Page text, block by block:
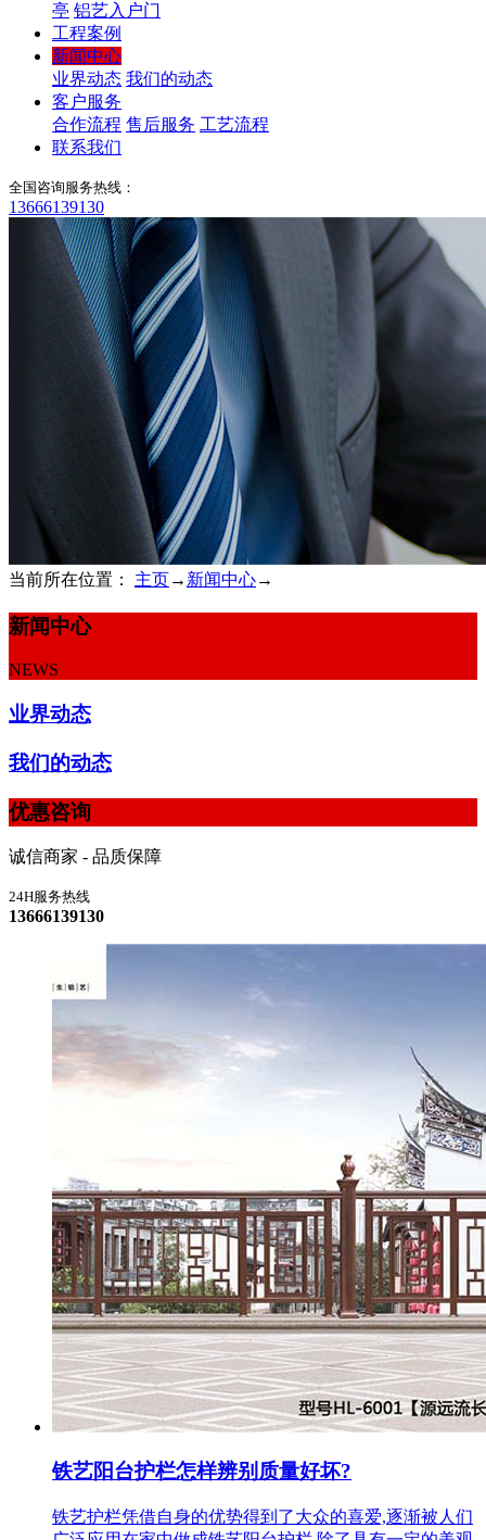
亭 铝艺入户门
工程案例
新闻中心
业界动态 我们的动态
客户服务
合作流程 售后服务 工艺流程
联系我们
全国咨询服务热线：
13666139130
当前所在位置： 主页→ 新闻中心→
新闻中心
NEWS
业界动态
我们的动态
优惠咨询
诚信商家 - 品质保障
24H服务热线
13666139130
铁艺阳台护栏怎样辨别质量好坏?
铁艺护栏凭借自身的优势得到了大众的喜爱,逐渐被人们